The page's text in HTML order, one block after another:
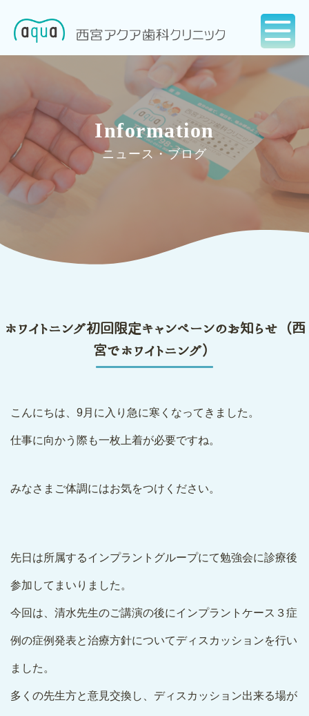
Information
ニュース・ブログ
ホワイトニング初回限定キャンペーンのお知らせ（西
宮でホワイトニング）
こんにちは、9月に入り急に寒くなってきました。
仕事に向かう際も一枚上着が必要ですね。
みなさまご体調にはお気をつけください。
先日は所属するインプラントグループにて勉強会に診療後
参加してまいりました。
今回は、清水先生のご講演の後にインプラントケース３症
例の症例発表と治療方針についてディスカッションを行い
ました。
多くの先生方と意見交換し、ディスカッション出来る場が